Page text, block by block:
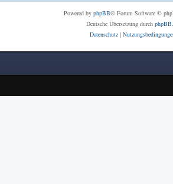
Powered by phpBB® Forum Software ©
Deutsche Übersetzung durch
Datenschutz|